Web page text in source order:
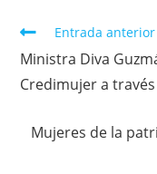
Entrada anterior
Ministra Diva
Credimujer a
Mujeres de la